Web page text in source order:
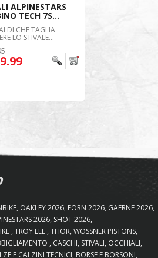
ALPINESTARS
TECH 7S...
DI CHE TAGLIA
LO STIVALE...
OAKLEY 2026 FORN 2026 GAERNE 2026
2026 SHOT 2026
TROY LEE THOR WOSSNER PISTONS
CASCHI STIVALI OCCHIALI
E CALZINI TECNICI BORSE E BORSONI